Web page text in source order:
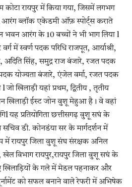
कोटा रायपुर में किया गया, जिसमें लगभग
l आरंग ब्लॉक एकेडमी ऑफ़ स्पोर्ट्स कराते
भवन आरंग के 10 बच्चों ने भी भाग लिया l
में स्वर्ण पदक परिधि राजपूत, आर्याश्री,
अदिति सिंह, समुद्र राज बंजारे, रजत पदक
पदक योज्यता बंजारे, एंजेल वर्मा, रजत पदक
खिलाड़ी यहां प्रथम, द्वितीय , तृतीय
खिलाड़ी ईस्ट जोन वुशू मेहुआ है। वे वहां
यह प्रतियोगिता छत्तीसगढ़ वुशू सघं के
डी. कोनडंया सर के मार्गदर्शन में
रायपुर जिला वुशू संघ संरक्षक अनिल
खेल विभाग रायपुर,रायपुर जिला वुशू सघं के
खिलाड़ियों के गले में मेडल पहनाकर और
को सफल बनाने वाले रेफरी में अभिषेक